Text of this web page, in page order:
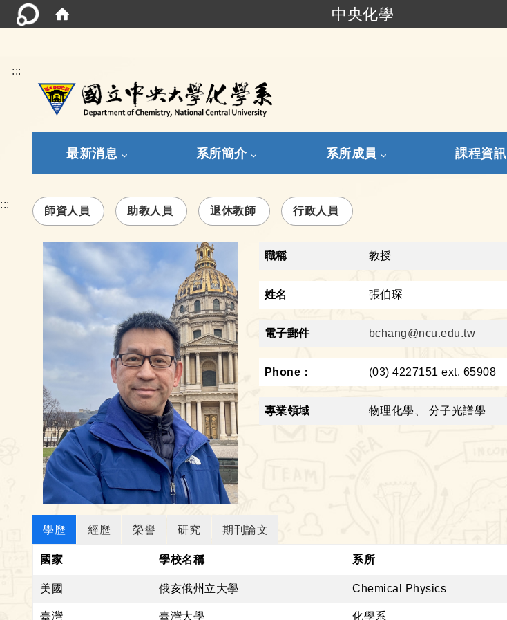
中央化學
:::
最新消息 系所簡介 系所成員 課程資訊
:::
師資人員 助教人員 退休教師 行政人員
職稱 教授
姓名 張伯琛
電子郵件 bchang@ncu.edu.tw
Phone： (03) 4227151 ext. 65908
專業領域 物理化學、 分子光譜學
學歷 經歷 榮譽 研究 期刊論文
國家 學校名稱 系所
美國 俄亥俄州立大學 Chemical Physics
臺灣 臺灣大學 化學系